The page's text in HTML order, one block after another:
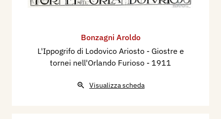
Bonzagni Aroldo
L'Ippogrifo di Lodovico Ariosto - Giostre e
tornei nell'Orlando Furioso - 1911
Visualizza scheda